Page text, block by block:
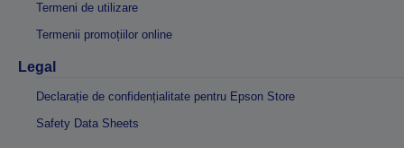
Termeni de utilizare
Termenii promoțiilor online
Legal
Declarație de confidențialitate pentru Epson Store
Safety Data Sheets